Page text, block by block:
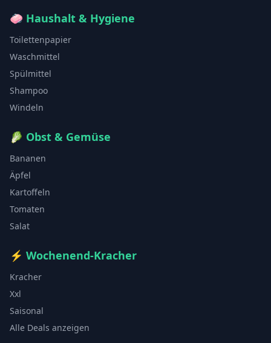
🧼 Haushalt & Hygiene
Toilettenpapier
Waschmittel
Spülmittel
Shampoo
Windeln
🥬 Obst & Gemüse
Bananen
Äpfel
Kartoffeln
Tomaten
Salat
⚡ Wochenend-Kracher
Kracher
Xxl
Saisonal
Alle Deals anzeigen